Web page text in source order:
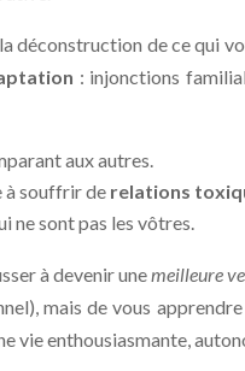
déconstruction de ce qui
: injonctions
aux autres.
à souffrir de relations
ne sont pas les vôtres.
à devenir unemeilleure
mais de vous
vie enthousiasmante,